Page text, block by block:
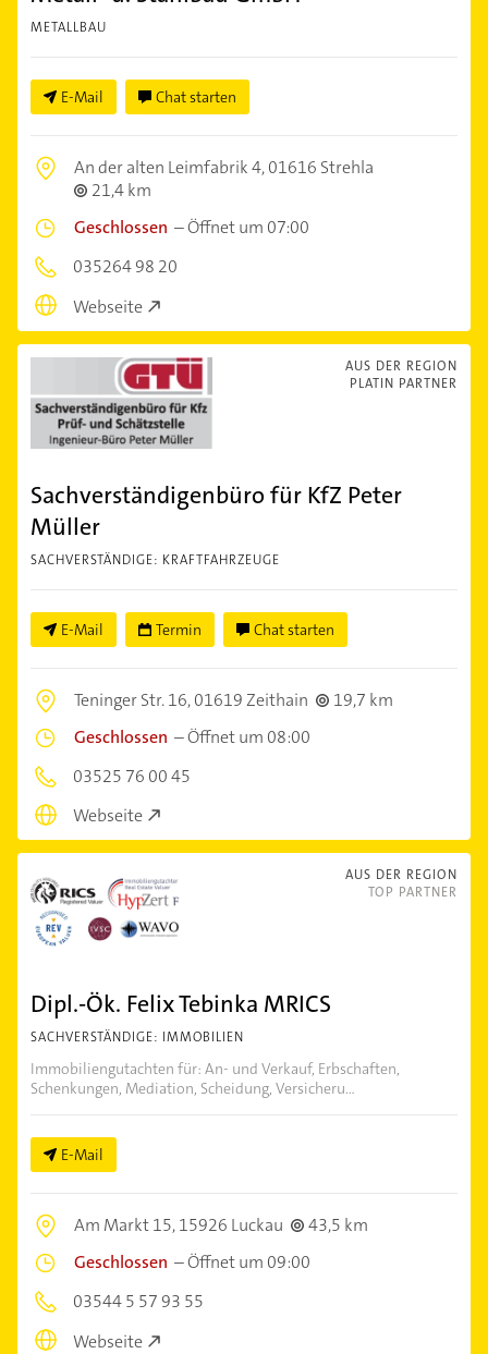
METALLBAU
E-Mail Chat starten
An der alten Leimfabrik 4,01616 Strehla
21,4 km
Geschlossen –Öffnet um 07:00
035264 98 20
Webseite
AUS DER REGION
PLATIN PARTNER
Sachverständigenbüro für KfZ Peter
Müller
SACHVERSTÄNDIGE: KRAFTFAHRZEUGE
E-Mail Termin Chat starten
Teninger Str. 16,01619 Zeithain
19,7 km
Geschlossen –Öffnet um 08:00
03525 76 00 45
Webseite
AUS DER REGION
TOP PARTNER
Dipl.-Ök. Felix Tebinka MRICS
SACHVERSTÄNDIGE: IMMOBILIEN
Immobiliengutachten für: An- und Verkauf, Erbschaften,
Schenkungen, Mediation, Scheidung, Versicheru...
E-Mail
Am Markt 15,15926 Luckau
43,5 km
Geschlossen –Öffnet um 09:00
03544 5 57 93 55
Webseite